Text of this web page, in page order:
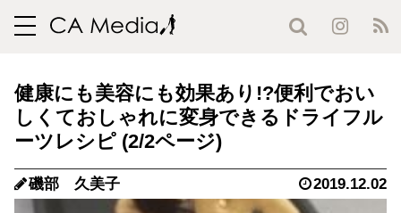
toggle
健康にも美容にも効果あり!?便利でおい
しくておしゃれに変身できるドライフル
ーツレシピ (2/2ページ)
磯部 久美子 2019.12.02